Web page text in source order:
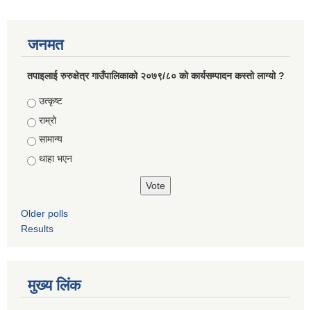
जनमत
तपाइलाई रुरुक्षेत्र गाउँपालिकाको २०७९/८० को कार्यसम्पादन कस्तो लाग्यो ?
Choices
उत्कृष्ट
राम्रो
सामान्य
थाहा भएन
Older polls
Results
मुख्य लिंक